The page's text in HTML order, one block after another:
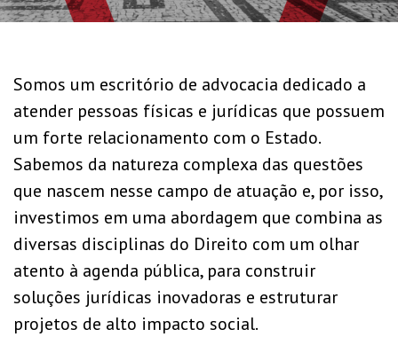
Somos um escritório de advocacia dedicado a
atender pessoas físicas e jurídicas que possuem
um forte relacionamento com o Estado.
Sabemos da natureza complexa das questões
que nascem nesse campo de atuação e, por isso,
investimos em uma abordagem que combina as
diversas disciplinas do Direito com um olhar
atento à agenda pública, para construir
soluções jurídicas inovadoras e estruturar
projetos de alto impacto social.